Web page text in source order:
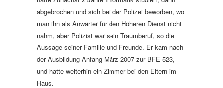
abgebrochen und sich bei der Polizei beworben, wo
man ihn als Anwärter für den Höheren Dienst nicht
nahm, aber Polizist war sein Traumberuf, so die
Aussage seiner Familie und Freunde. Er kam nach
der Ausbildung Anfang März 2007 zur BFE 523,
und hatte weiterhin ein Zimmer bei den Eltern im
Haus.